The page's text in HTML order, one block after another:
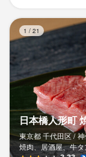
1 / 21
日本橋人形町
東京都 千代田区 /
焼肉、居酒屋、牛タ
そんなあなたが輝
一緒に、最高に楽
固定給35万円以上
社宅あり／社食・
装・髪型・髪色自
OK／面接1回・リ
女性活躍中／未経
の演出づくりなど、
「自分のアイデア
事ならでは。
自由度の高い働き
フも多数活躍して
仲間と楽しみなが
す。
――自由に働きなが
仲間と楽しみなが
す。
――自由に働きなが
そんなあなたが輝
一緒に、最高に楽
固定給35万円以上
社宅あり／社食・
フも多数活躍してい
仲間と楽しみなが
す。
――自由に働きなが
そんなあなたが輝
一緒に、最高に楽